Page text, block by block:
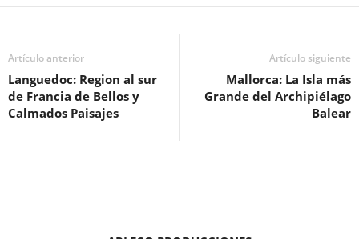
Artículo anterior
Languedoc: Region al sur
de Francia de Bellos y
Calmados Paisajes
Artículo siguiente
Mallorca: La Isla más
Grande del Archipiélago
Balear